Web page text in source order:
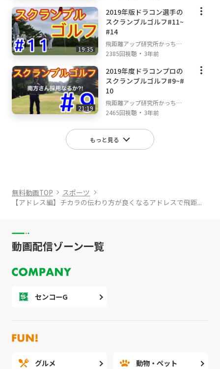
19:35
2019年版ドラコン選手の
スクランブルゴルフ#11~
#14
飛距離アップ研究所かっちゃ
んねる
2385回視聴 ・ 3年前
21:19
2019年度ドラコンプロの
スクランブルゴルフ#9~#
10
飛距離アップ研究所かっちゃ
んねる
2465回視聴 ・ 3年前
もっと見る
無料動画TOP
スポーツ
【アドレス編】チカラの伝わり方が良くなるアドレスで飛距...
動画配信ゾーン一覧
センコーG
グルメ 動物・ペット